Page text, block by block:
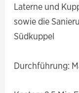
Laterne und
sowie die
Südkuppel
Durchführung: